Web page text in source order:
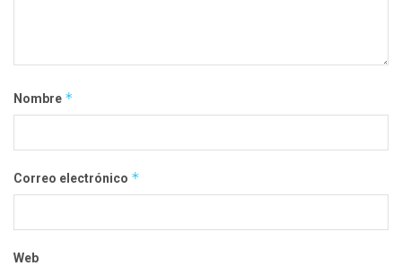
Nombre *
Correo electrónico *
Web